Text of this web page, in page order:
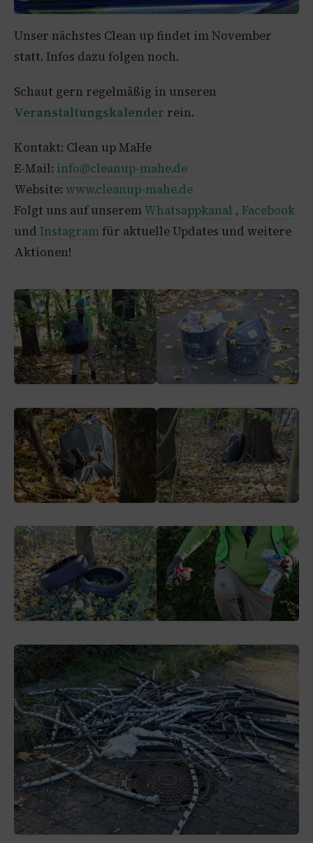
Unser nächstes Clean up findet im November
statt. Infos dazu folgen noch.
Schaut gern regelmäßig in unseren
Veranstaltungskalender rein.
Kontakt: Clean up MaHe
E-Mail: info@cleanup-mahe.de
Website: www.cleanup-mahe.de
Folgt uns auf unseremWhatsappkanal , Facebook
und Instagram für aktuelle Updates und weitere
Aktionen!